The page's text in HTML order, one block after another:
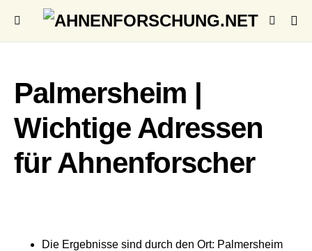
Palmersheim |
Wichtige Adressen
für Ahnenforscher
Die Ergebnisse sind durch den Ort: Palmersheim